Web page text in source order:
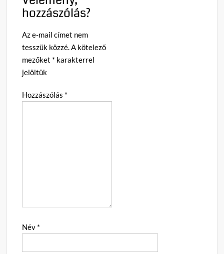
hozzászólás?
Az e-mail címet nem
tesszük közzé.A kötelező
mezőket * karakterrel
jelöltük
Hozzászólás *
Név *